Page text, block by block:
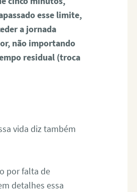
esse limite,
a jornada
não importando
residual (troca
vida diz também
por falta de
detalhes essa